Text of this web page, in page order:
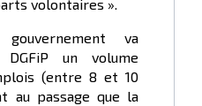
volontaires ».
va
un volume
(entre 8 et 10
au passage que la